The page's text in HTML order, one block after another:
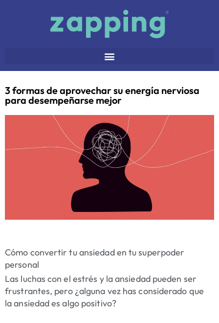
3 formas de aprovechar su energía nerviosa
para desempeñarse mejor
Cómo convertir tu ansiedad en tu superpoder
personal
Las luchas con el estrés y la ansiedad pueden ser
frustrantes, pero ¿alguna vez has considerado que
la ansiedad es algo positivo?